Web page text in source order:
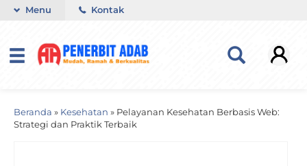
Menu Kontak
Beranda » Kesehatan » Pelayanan Kesehatan Berbasis Web:
Strategi dan Praktik Terbaik